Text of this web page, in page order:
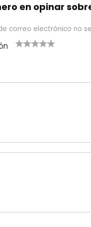
en opinar sobre
correo electrónico no
e
el
5
las
s